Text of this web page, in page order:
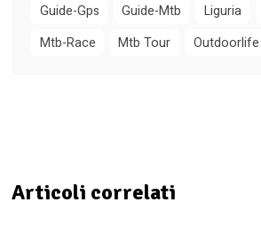
Guide-Gps
Guide-Mtb Liguria
Mtb-Race
Mtb Tour Outdoorlife
Articoli correlati